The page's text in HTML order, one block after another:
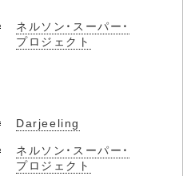
ネルソン・スーパー・
プロジェクト
Darjeeling
ネルソン・スーパー・
プロジェクト